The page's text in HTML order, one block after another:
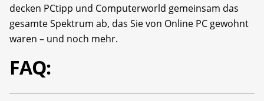
decken PCtipp und Computerworld gemeinsam das
gesamte Spektrum ab, das Sie von Online PC gewohnt
waren – und noch mehr.
FAQ: